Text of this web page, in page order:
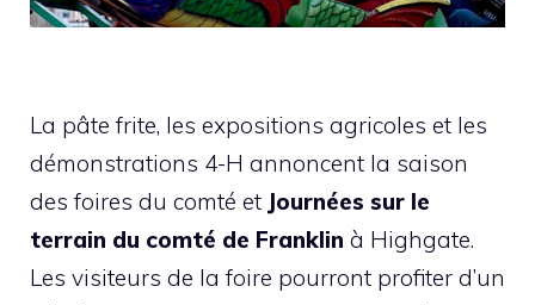
La pâte frite, les expositions agricoles et les
démonstrations 4-H annoncent la saison
des foires du comté et Journées sur le
terrain du comté de Franklin à Highgate.
Les visiteurs de la foire pourront profiter d’un